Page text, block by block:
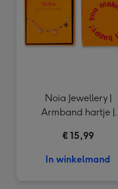
mm
Noia Jewellery |
Armband hartje |
€ 15,99
In winkelmand